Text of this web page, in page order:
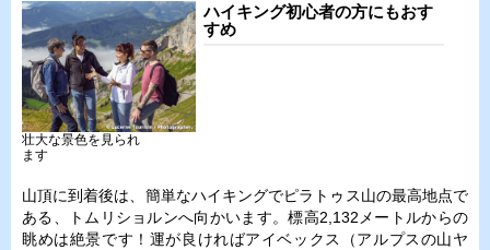
ハイキング初心者の方にもおす
すめ
壮大な景色を見られ
ます
山頂に到着後は、簡単なハイキングでピラトゥス山の最高地点で
ある、トムリショルンへ向かいます。標高2,132メートルからの
眺めは絶景です！運が良ければアイベックス（アルプスの山ヤ